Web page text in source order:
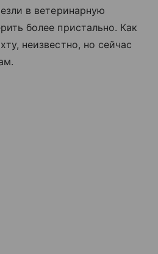
в ветеринарную
более пристально. Как
неизвестно, но сейчас